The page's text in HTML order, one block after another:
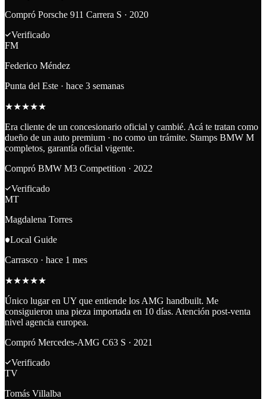
Compró Porsche 911 Carrera S · 2020
Verificado
FM
Federico Méndez
Punta del Este · hace 3 semanas
★★★★★
Era cliente de un concesionario oficial y cambié. Acá te tratan como
dueño de un auto premium · no como un trámite. Stamps BMW M
completos, garantía oficial vigente.
Compró BMW M3 Competition · 2022
Verificado
MT
Magdalena Torres
Local Guide
Carrasco · hace 1 mes
★★★★★
Único lugar en UY que entiende los AMG handbuilt. Me
consiguieron una pieza importada en 10 días. Atención post-venta
nivel agencia europea.
Compró Mercedes-AMG C63 S · 2021
Verificado
TV
Tomás Villalba